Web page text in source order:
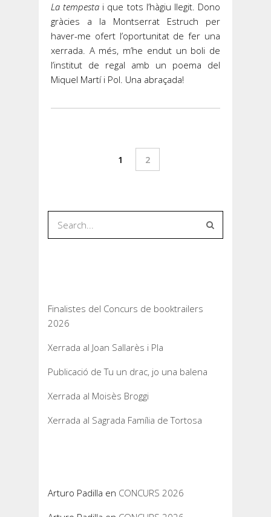
La tempesta i que tots l’hàgiu llegit. Dono
gràcies a la Montserrat Estruch per
haver-me ofert l’oportunitat de fer una
xerrada. A més, m’he endut un boli de
l’institut de regal amb un poema del
Miquel Martí i Pol. Una abraçada!
1 2
Finalistes del Concurs de booktrailers
2026
Xerrada al Joan Sallarès i Pla
Publicació de Tu un drac, jo una balena
Xerrada al Moisès Broggi
Xerrada al Sagrada Família de Tortosa
Arturo Padilla en CONCURS 2026